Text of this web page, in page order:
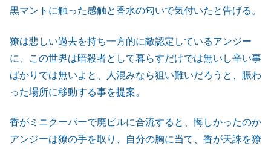
黒マントに触った感触と香水の匂いで気付いたと告げる。
獠は悲しい過去を持ち一方的に敵認定しているアンジー
に、この世界は暗殺者として暮らすだけでは無いし辛い事
ばかりでは無いよと、人混みなら狙い難いだろうと、賑わ
った場所に移動する事を提案。
香がミニクーパーで廃ビルに合流すると、悔しかったのか
アンジーは獠の手を取り、自分の胸に当て、香が天誅を獠